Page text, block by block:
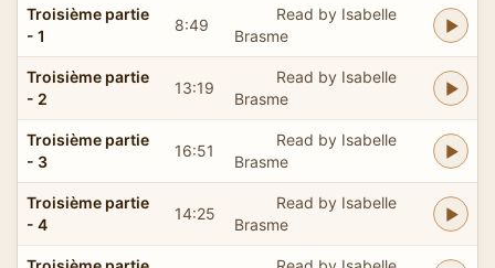
Troisième partie
- 1
8:49
Read by Isabelle
Brasme
Troisième partie
- 2
13:19
Read by Isabelle
Brasme
Troisième partie
- 3
16:51
Read by Isabelle
Brasme
Troisième partie
- 4
14:25
Read by Isabelle
Brasme